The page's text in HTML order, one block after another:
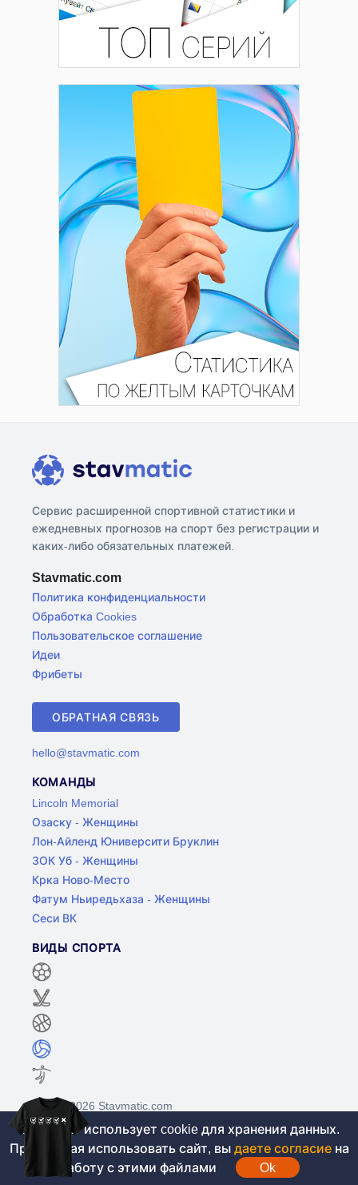
Сервис расширенной спортивной статистики и
ежедневных прогнозов на спорт без регистрации и
каких-либо обязательных платежей.
Stavmatic.com
Политика конфиденциальности
Обработка Cookies
Пользовательское соглашение
Идеи
Фрибеты
ОБРАТНАЯ СВЯЗЬ
hello@stavmatic.com
КОМАНДЫ
Lincoln Memorial
Озаску - Женщины
Лон-Айленд Юниверсити Бруклин
ЗОК Уб - Женщины
Крка Ново-Место
Фатум Ньиредьхаза - Женщины
Сеси ВК
ВИДЫ СПОРТА
©2017-2026 Stavmatic.com
Для лиц старше 18 лет. На сайте не
проводятся игры на денежные средства, вся
Этот сайт использует cookie для хранения данных.
Продолжая использовать сайт, вы даете согласие на
работу с этими файлами
Ok